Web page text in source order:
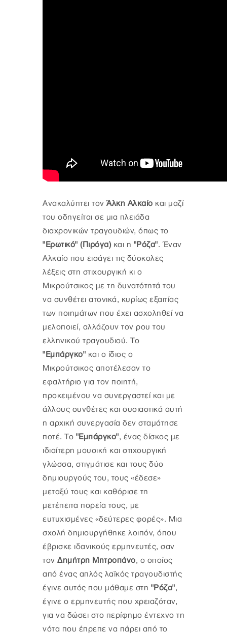
Ανακαλύπτει τον Άλκη Αλκαίο και μαζί
του οδηγείται σε μια πλειάδα
διαχρονικών τραγουδιών, όπως το
"Ερωτικό" (Πιρόγα)και η "Ρόζα". Έναν
Αλκαίο που εισάγει τις δύσκολες
λέξεις στη στιχουργική κι ο
Μικρούτσικος με τη δυνατότητά του
να συνθέτει ατονικά, κυρίως εξαιτίας
των ποιημάτων που έχει ασχοληθεί να
μελοποιεί, αλλάζουν τον ρου του
ελληνικού τραγουδιού. Το
"Εμπάργκο" και ο ίδιος ο
Μικρούτσικος αποτέλεσαν το
εφαλτήριο για τον ποιητή,
προκειμένου να συνεργαστεί και με
άλλους συνθέτες και ουσιαστικά αυτή
η αρχική συνεργασία δεν σταμάτησε
ποτέ. Το "Εμπάργκο", ένας δίσκος με
ιδιαίτερη μουσική και στιχουργική
γλώσσα, στιγμάτισε και τους δύο
δημιουργούς του, τους «έδεσε»
μεταξύ τους και καθόρισε τη
μετέπειτα πορεία τους, με
ευτυχισμένες «δεύτερες φορές». Μια
σχολή δημιουργήθηκε λοιπόν, όπου
έβρισκε ιδανικούς ερμηνευτές, σαν
τον Δημήτρη Μητροπάνο, ο οποίος
από ένας απλός λαϊκός τραγουδιστής
έγινε αυτός που μάθαμε στη "Ρόζα",
έγινε ο ερμηνευτής που χρειαζόταν,
για να δώσει στο περίφημο έντεχνο τη
νότα που έπρεπε να πάρει από το